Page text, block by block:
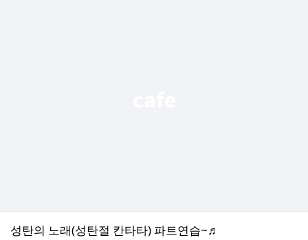
성탄의 노래(성탄절 칸타타) 파트연습~♬